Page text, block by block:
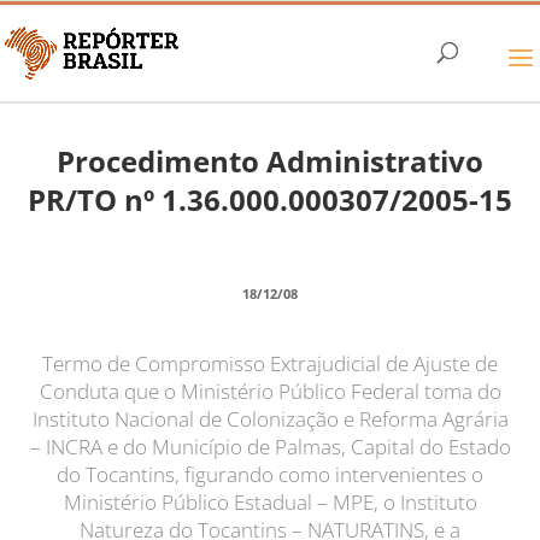
Procedimento Administrativo
PR/TO nº 1.36.000.000307/2005-15
18/12/08
Termo de Compromisso Extrajudicial de Ajuste de
Conduta que o Ministério Público Federal toma do
Instituto Nacional de Colonização e Reforma Agrária
– INCRA e do Município de Palmas, Capital do Estado
do Tocantins, figurando como intervenientes o
Ministério Público Estadual – MPE, o Instituto
Natureza do Tocantins – NATURATINS, e a